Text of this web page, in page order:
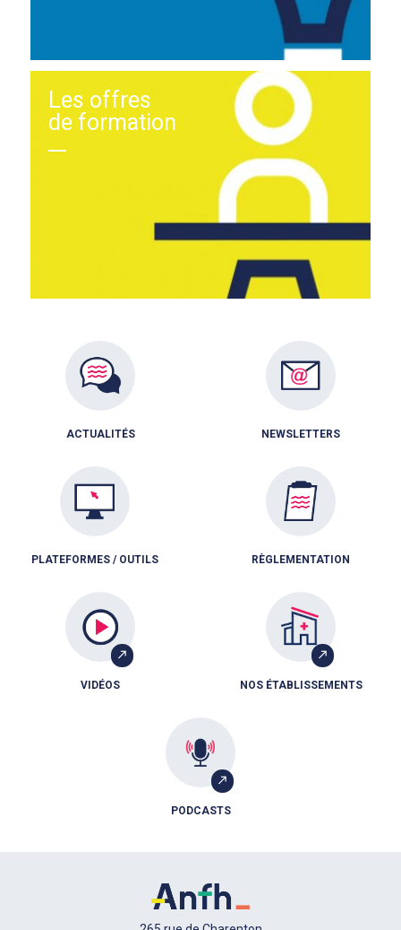
Les offres
de formation
ACTUALITÉS NEWSLETTERS
PLATEFORMES / OUTILS RÈGLEMENTATION
VIDÉOS NOS ÉTABLISSEMENTS
PODCASTS